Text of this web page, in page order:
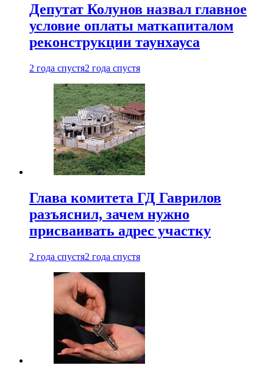
Депутат Колунов назвал главное
условие оплаты маткапиталом
реконструкции таунхауса
2 года спустя2 года спустя
Глава комитета ГД Гаврилов
разъяснил, зачем нужно
присваивать адрес участку
2 года спустя2 года спустя